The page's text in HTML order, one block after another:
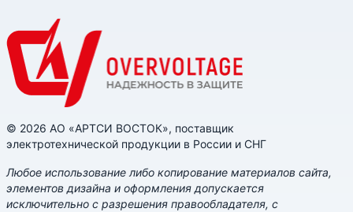
© 2026 АО «АРТСИ ВОСТОК», поставщик
электротехнической продукции в России и СНГ
Любое использование либо копирование материалов сайта,
элементов дизайна и оформления допускается
исключительно с разрешения правообладателя, с